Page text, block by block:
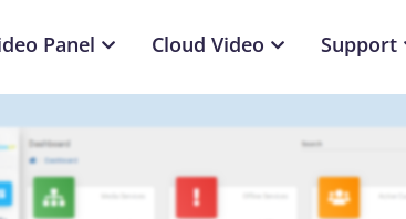
Panel Cloud Video Support